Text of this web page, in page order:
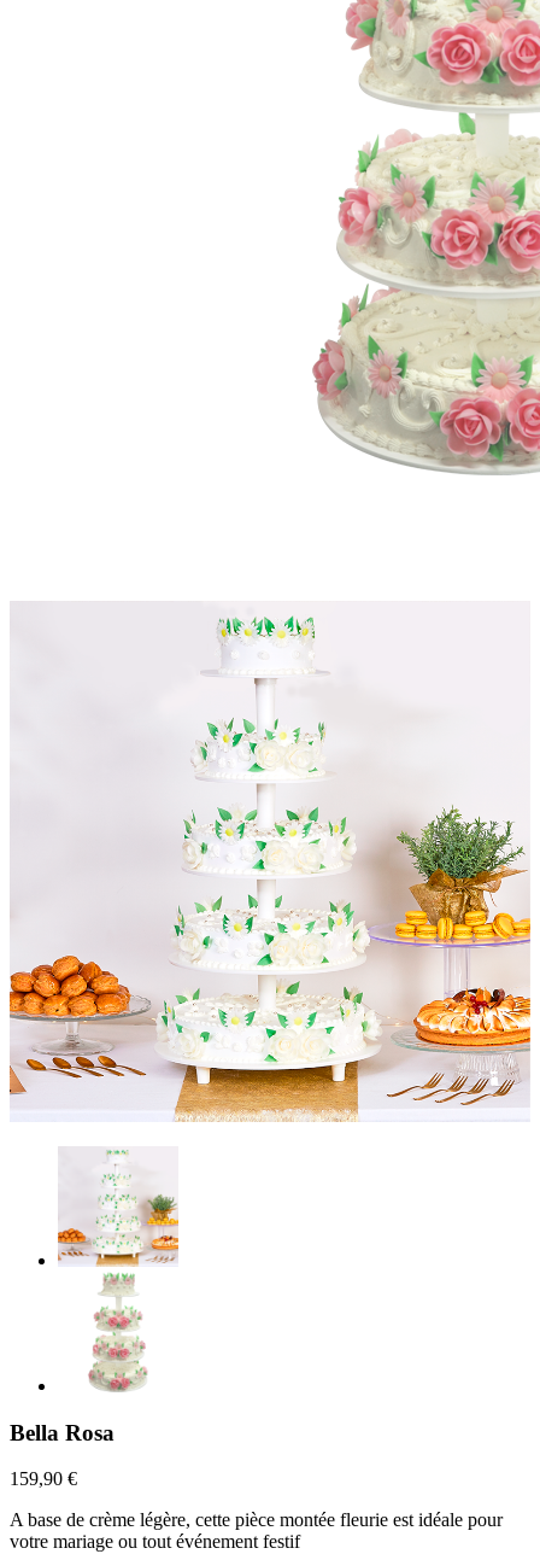
Bella Rosa
159,90 €
A base de crème légère, cette pièce montée fleurie est idéale pour
votre mariage ou tout événement festif